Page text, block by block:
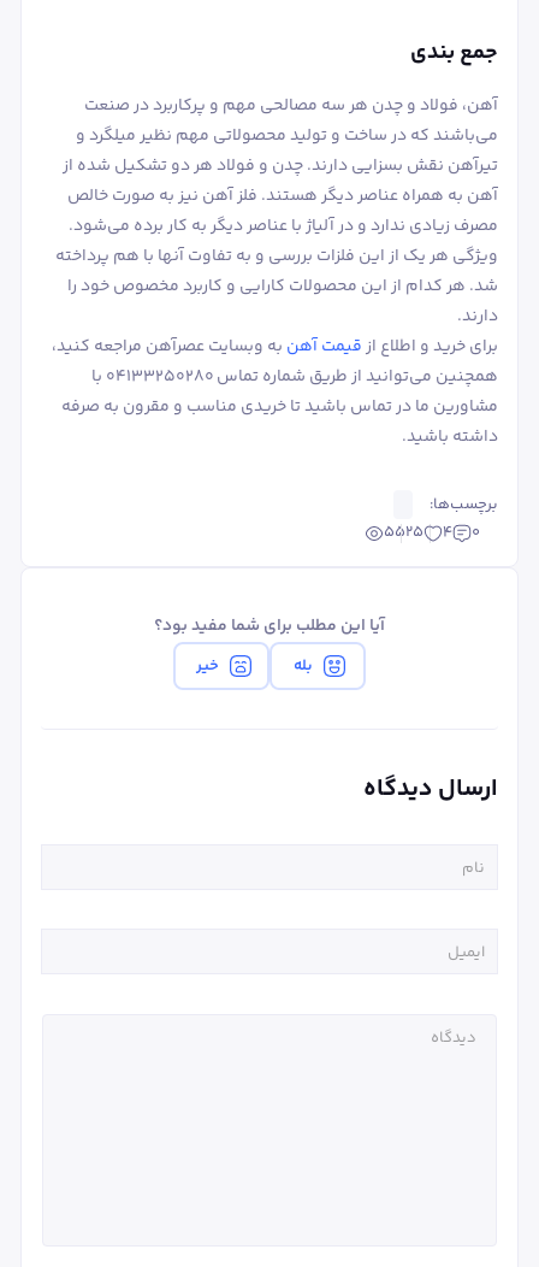
جمع بندی
آهن، فولاد و چدن هر سه مصالحی مهم و پرکاربرد در صنعت
می‌باشند که در ساخت و تولید محصولاتی مهم نظیر میلگرد و
تیرآهن نقش بسزایی دارند. چدن و فولاد هر دو تشکیل شده از
آهن به همراه عناصر دیگر هستند. فلز آهن نیز به صورت خالص
مصرف زیادی ندارد و در آلیاژ با عناصر دیگر به کار برده می‌شود.
ویژگی هر یک از این فلزات بررسی و به تفاوت آنها با هم پرداخته
شد. هر کدام از این محصولات کارایی و کاربرد مخصوص خود را
دارند.
برای خرید و اطلاع ازقیمت آهن به وبسایت عصرآهن مراجعه کنید،
همچنین می‌توانید از طریق شماره تماس ۰۴۱۳۳۲۵۰۲۸۰ با
مشاورین ما در تماس باشید تا خریدی مناسب و مقرون به صرفه
داشته باشید.
برچسب‌ها:
0
4
5525
آیا این مطلب برای شما مفید بود؟
بله خیر
ارسال دیدگاه